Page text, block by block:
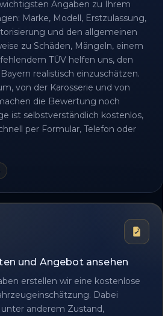
Angaben zu Ihrem
Marke, Modell, Erstzulassung,
und den allgemeinen
zu Schäden, Mängeln, einem
TÜV helfen uns, den
realistisch einzuschätzen.
von der Karosserie und von
die Bewertung noch
ist selbstverständlich kostenlos,
per Formular, Telefon oder
und Angebot ansehen
erstellen wir eine kostenlose
Dabei
anderem Zustand,